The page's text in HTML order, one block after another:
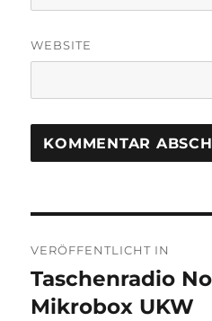
WEBSITE
VERÖFFENTLICHT IN
Taschenradio
Mikrobox UKW